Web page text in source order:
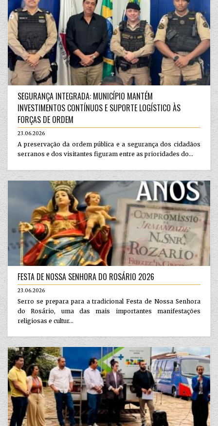
SEGURANÇA INTEGRADA: MUNICÍPIO MANTÉM
INVESTIMENTOS CONTÍNUOS E SUPORTE LOGÍSTICO ÀS
FORÇAS DE ORDEM
23.06.2026
A preservação da ordem pública e a segurança dos cidadãos
serranos e dos visitantes figuram entre as prioridades do...
FESTA DE NOSSA SENHORA DO ROSÁRIO 2026
23.06.2026
Serro se prepara para a tradicional Festa de Nossa Senhora
do Rosário, uma das mais importantes manifestações
religiosas e cultur...